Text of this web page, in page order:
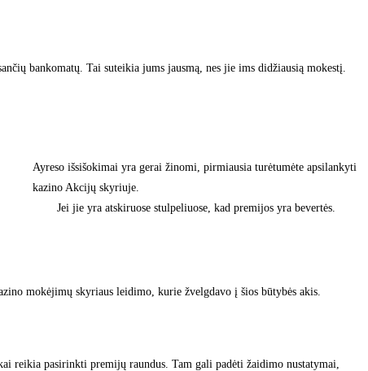
bankomatų. Tai suteikia jums jausmą, nes jie ims didžiausią mokestį.
Ayreso išsišokimai yra gerai žinomi, pirmiausia turėtumėte apsilankyti
kazino Akcijų skyriuje.
Jei jie yra atskiruose stulpeliuose, kad premijos yra bevertės.
mokėjimų skyriaus leidimo, kurie žvelgdavo į šios būtybės akis.
reikia pasirinkti premijų raundus. Tam gali padėti žaidimo nustatymai,